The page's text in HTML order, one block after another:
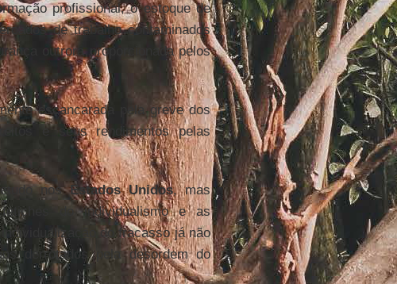
profissional, o estoque de
de trabalho contaminados
outrora proporcionada pelos
escancarada pela greve dos
e seus rendimentos pelas
nosEstados Unidos, mas
do individualismo e as
do fracasso já não
derrotados pela desordem do